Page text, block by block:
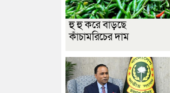
হু হু করে বাড়ছে
কাঁচামরিচের দাম